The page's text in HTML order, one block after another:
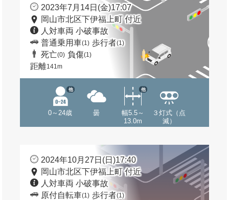
2023年7月14日(金)17:07
岡山市北区下伊福上町 付近
人対車両 小破事故
普通乗用車(1) 歩行者(1)
死亡(0) 負傷(1)
距離141m
0～24歳
他
曇
幅5.5～
13.0m
他
３灯式（点
滅）
2024年10月27日(日)17:40
岡山市北区下伊福上町 付近
人対車両 小破事故
原付自転車(1) 歩行者(1)